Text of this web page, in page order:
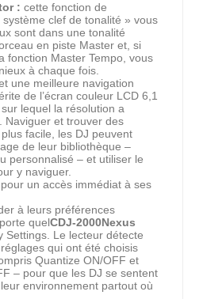
: cette fonction de
clef de tonalité » vous
sont dans une tonalité
en piste Master et, si
fonction Master Tempo, vous
à chaque fois.
une meilleure navigation
de l’écran couleur LCD 6,1
lequel la résolution a
Naviguer et trouver des
facile, les DJ peuvent
de leur bibliothèque –
personnalisé – et utiliser le
y naviguer.
un accès immédiat à ses
à leurs préférences
quelCDJ-2000Nexus
Settings. Le lecteur détecte
qui ont été choisis
Quantize ON/OFF et
– pour que les DJ se sentent
environnement partout où